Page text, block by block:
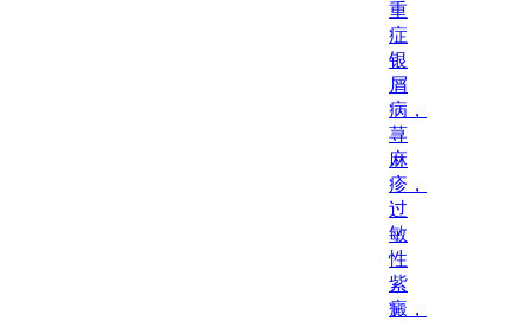
重
症
银
屑
病，
荨
麻
疹，
过
敏
性
紫
癜，